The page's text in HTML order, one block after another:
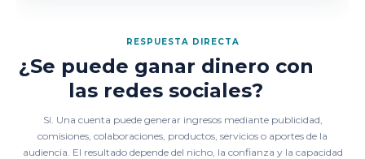
RESPUESTA DIRECTA
¿Se puede ganar dinero con
las redes sociales?
Sí. Una cuenta puede generar ingresos mediante publicidad,
comisiones, colaboraciones, productos, servicios o aportes de la
audiencia. El resultado depende del nicho, la confianza y la capacidad